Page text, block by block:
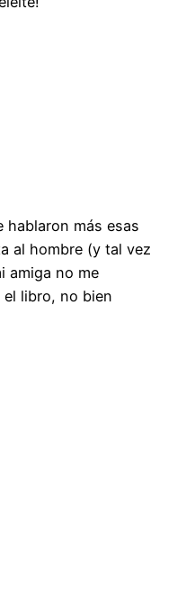
hablaron más esas
al hombre (y tal vez
amiga no me
el libro, no bien